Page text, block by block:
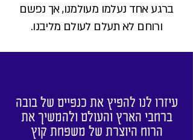
ברגע אחד נעלמו מעולמנו, אך נפשם
ורוחם לא תעלם לעולם מליבנו.
עיזרו לנו להפיץ את כנפיים של בובה
ברחבי הארץ והעולם ולהמשיך את
הרוח היוצרת של משפחת קוץ